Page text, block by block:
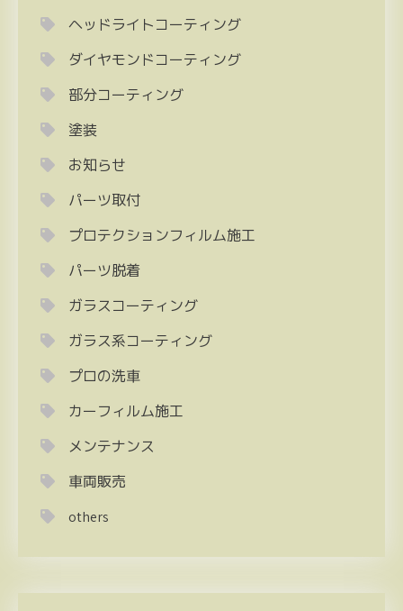
ヘッドライトコーティング
ダイヤモンドコーティング
部分コーティング
塗装
お知らせ
パーツ取付
プロテクションフィルム施工
パーツ脱着
ガラスコーティング
ガラス系コーティング
プロの洗車
カーフィルム施工
メンテナンス
車両販売
others